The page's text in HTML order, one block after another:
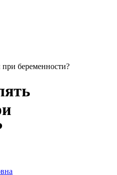
беременности?